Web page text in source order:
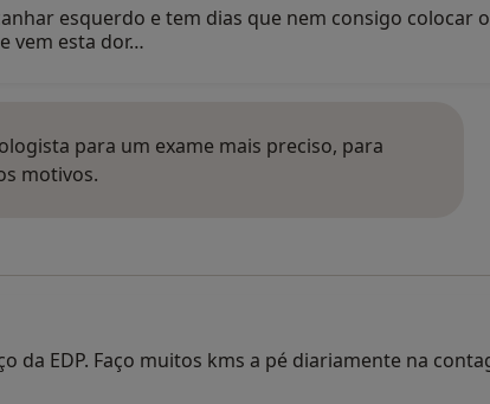
esquerdo e tem dias que nem consigo colocar
vem esta dor…
para um exame mais preciso, para
motivos.
da EDP. Faço muitos kms a pé diariamente na